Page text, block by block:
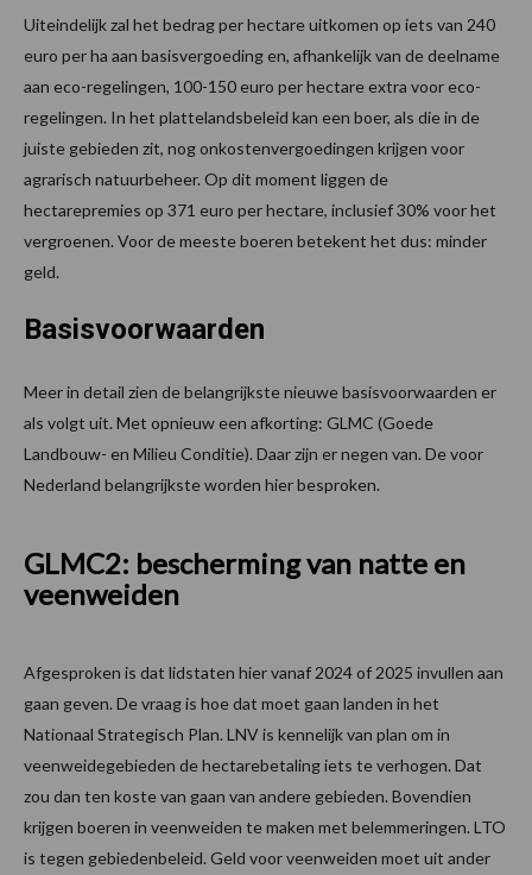
Uiteindelijk zal het bedrag per hectare uitkomen op iets van 240
euro per ha aan basisvergoeding en, afhankelijk van de deelname
aan eco-regelingen, 100-150 euro per hectare extra voor eco-
regelingen. In het plattelandsbeleid kan een boer, als die in de
juiste gebieden zit, nog onkostenvergoedingen krijgen voor
agrarisch natuurbeheer. Op dit moment liggen de
hectarepremies op 371 euro per hectare, inclusief 30% voor het
vergroenen. Voor de meeste boeren betekent het dus: minder
geld.
Basisvoorwaarden
Meer in detail zien de belangrijkste nieuwe basisvoorwaarden er
als volgt uit. Met opnieuw een afkorting: GLMC (Goede
Landbouw- en Milieu Conditie). Daar zijn er negen van. De voor
Nederland belangrijkste worden hier besproken.
GLMC2: bescherming van natte en
veenweiden
Afgesproken is dat lidstaten hier vanaf 2024 of 2025 invullen aan
gaan geven. De vraag is hoe dat moet gaan landen in het
Nationaal Strategisch Plan. LNV is kennelijk van plan om in
veenweidegebieden de hectarebetaling iets te verhogen. Dat
zou dan ten koste van gaan van andere gebieden. Bovendien
krijgen boeren in veenweiden te maken met belemmeringen. LTO
is tegen gebiedenbeleid. Geld voor veenweiden moet uit ander